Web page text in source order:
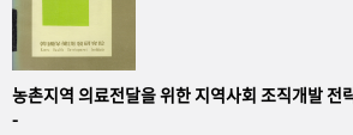
농촌지역 의료전달을 위한 지역사회 조직개발 전
-